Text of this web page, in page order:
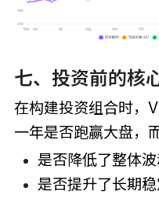
七、投资前的核
在构建投资组合时，
一年是否跑赢大盘，
是否降低了整体
是否提升了长期